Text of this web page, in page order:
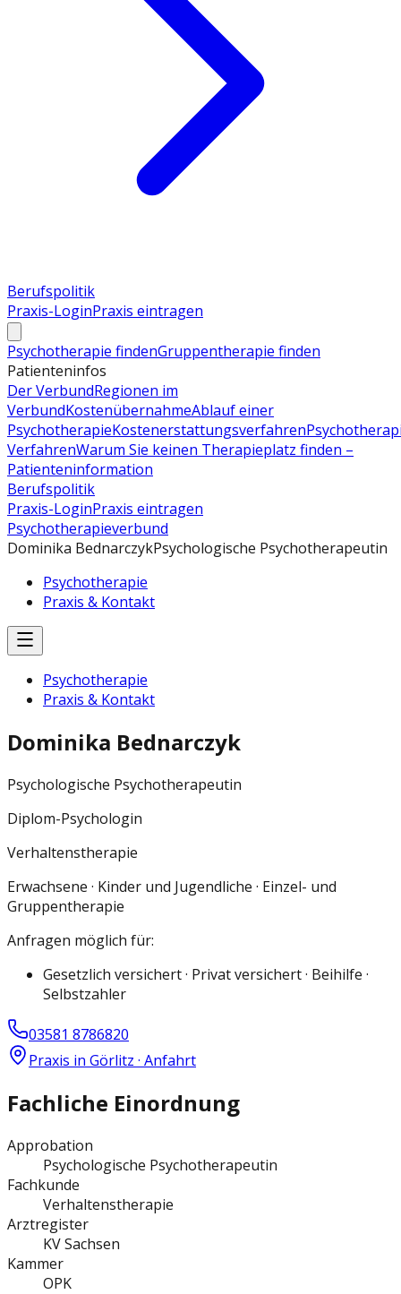
Berufspolitik
Praxis-LoginPraxis eintragen
Psychotherapie findenGruppentherapie finden
Patienteninfos
Der VerbundRegionen im
VerbundKostenübernahmeAblauf einer
PsychotherapieKostenerstattungsverfahren
VerfahrenWarum Sie keinen Therapieplatz finden –
Patienteninformation
Berufspolitik
Praxis-LoginPraxis eintragen
Psychotherapieverbund
Dominika BednarczykPsychologische Psychotherapeutin
Psychotherapie
Praxis & Kontakt
Psychotherapie
Praxis & Kontakt
Dominika Bednarczyk
Psychologische Psychotherapeutin
Diplom-Psychologin
Verhaltenstherapie
Erwachsene · Kinder und Jugendliche · Einzel- und
Gruppentherapie
Anfragen möglich für:
Gesetzlich versichert · Privat versichert · Beihilfe ·
Selbstzahler
03581 8786820
Praxis in Görlitz · Anfahrt
Fachliche Einordnung
Approbation
Psychologische Psychotherapeutin
Fachkunde
Verhaltenstherapie
Arztregister
KV Sachsen
Kammer
OPK